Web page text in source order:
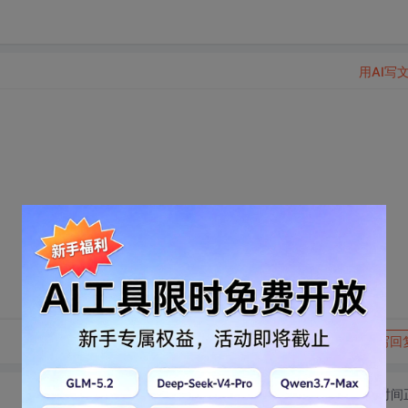
转发到动态 举报 写回
用AI写
切换为时间